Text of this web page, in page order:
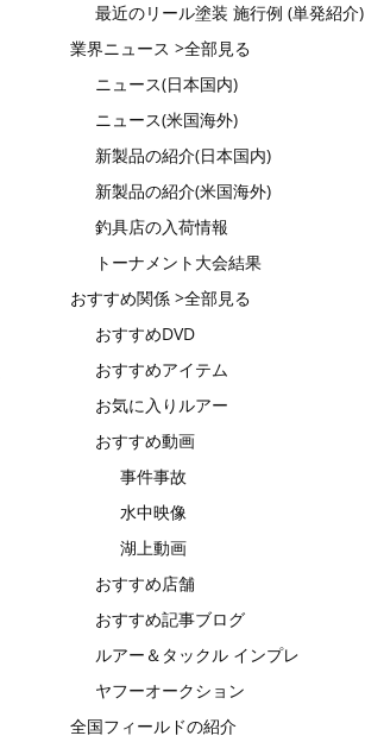
最近のリール塗装 施行例 (単発紹介)
業界ニュース >全部見る
ニュース(日本国内)
ニュース(米国海外)
新製品の紹介(日本国内)
新製品の紹介(米国海外)
釣具店の入荷情報
トーナメント大会結果
おすすめ関係 >全部見る
おすすめDVD
おすすめアイテム
お気に入りルアー
おすすめ動画
事件事故
水中映像
湖上動画
おすすめ店舗
おすすめ記事ブログ
ルアー＆タックル インプレ
ヤフーオークション
全国フィールドの紹介